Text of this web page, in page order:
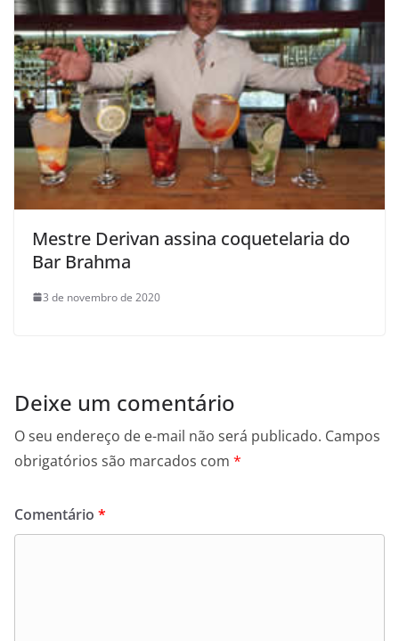
Mestre Derivan assina coquetelaria do
Bar Brahma
3 de novembro de 2020
Deixe um comentário
O seu endereço de e-mail não será publicado. Campos
obrigatórios são marcados com *
Comentário *